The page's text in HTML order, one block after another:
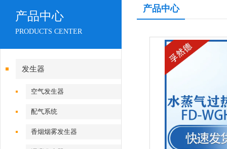
产品中心
PRODUCTS CENTER
发生器
空气发生器
配气系统
香烟烟雾发生器
产品中心